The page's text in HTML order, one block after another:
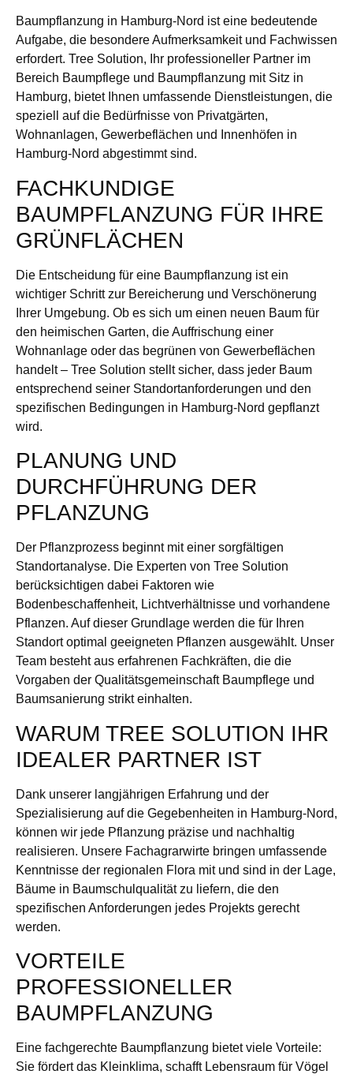
Baumpflanzung in Hamburg-Nord ist eine bedeutende
Aufgabe, die besondere Aufmerksamkeit und Fachwissen
erfordert. Tree Solution, Ihr professioneller Partner im
Bereich Baumpflege und Baumpflanzung mit Sitz in
Hamburg, bietet Ihnen umfassende Dienstleistungen, die
speziell auf die Bedürfnisse von Privatgärten,
Wohnanlagen, Gewerbeflächen und Innenhöfen in
Hamburg-Nord abgestimmt sind.
FACHKUNDIGE
BAUMPFLANZUNG FÜR IHRE
GRÜNFLÄCHEN
Die Entscheidung für eine Baumpflanzung ist ein
wichtiger Schritt zur Bereicherung und Verschönerung
Ihrer Umgebung. Ob es sich um einen neuen Baum für
den heimischen Garten, die Auffrischung einer
Wohnanlage oder das begrünen von Gewerbeflächen
handelt – Tree Solution stellt sicher, dass jeder Baum
entsprechend seiner Standortanforderungen und den
spezifischen Bedingungen in Hamburg-Nord gepflanzt
wird.
PLANUNG UND
DURCHFÜHRUNG DER
PFLANZUNG
Der Pflanzprozess beginnt mit einer sorgfältigen
Standortanalyse. Die Experten von Tree Solution
berücksichtigen dabei Faktoren wie
Bodenbeschaffenheit, Lichtverhältnisse und vorhandene
Pflanzen. Auf dieser Grundlage werden die für Ihren
Standort optimal geeigneten Pflanzen ausgewählt. Unser
Team besteht aus erfahrenen Fachkräften, die die
Vorgaben der Qualitätsgemeinschaft Baumpflege und
Baumsanierung strikt einhalten.
WARUM TREE SOLUTION IHR
IDEALER PARTNER IST
Dank unserer langjährigen Erfahrung und der
Spezialisierung auf die Gegebenheiten in Hamburg-Nord,
können wir jede Pflanzung präzise und nachhaltig
realisieren. Unsere Fachagrarwirte bringen umfassende
Kenntnisse der regionalen Flora mit und sind in der Lage,
Bäume in Baumschulqualität zu liefern, die den
spezifischen Anforderungen jedes Projekts gerecht
werden.
VORTEILE
PROFESSIONELLER
BAUMPFLANZUNG
Eine fachgerechte Baumpflanzung bietet viele Vorteile:
Sie fördert das Kleinklima, schafft Lebensraum für Vögel